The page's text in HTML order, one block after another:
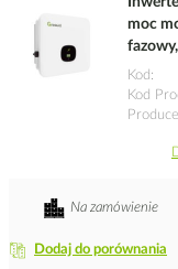
moc
Kod
Kod
Dodaj do porównania
Na zamówienie